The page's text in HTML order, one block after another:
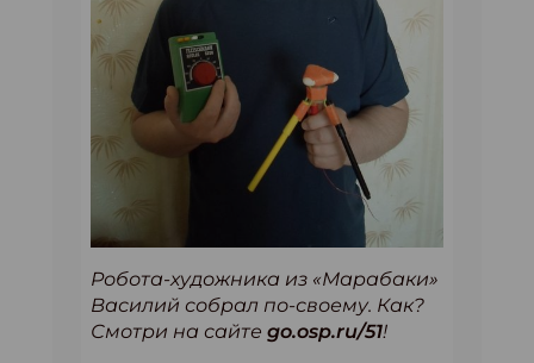
Робота-художника из «Марабаки»
Василий собрал по-своему. Как?
Смотри на сайте go.osp.ru/51!